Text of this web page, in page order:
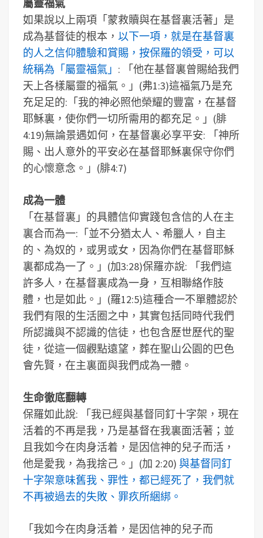
屬靈福氣
如果說以上兩項「蒙救贖與在基督裏活著」是
成為基督徒的根本， 以下一項，就是在基督裏
的人之信仰體驗和賞賜，按保羅的領受，可以
統稱為「屬靈福氣」 : 「他在基督裏曾賜給我們
天上各樣屬靈的福氣。」(弗1:3)這福氣乃是充
充足足的:「我的神必照他榮耀的豐富，在基督
耶穌裏，使你們一切所需用的都充足。」(腓
4:19)無論景遇如何，在基督裏必享平安: 「神所
賜、出人意外的平安必在基督耶穌裏保守你們
的心懷意念。」(腓4:7)
成為一體
「在基督裏」的具體信仰實踐包含信的人在主
裏合而為一:「並不分猶太人、希臘人，自主
的、為奴的，或男或女，因為你們在基督耶穌
裏都成為一了。」(加3:28)保羅亦說: 「我們這
許多人，在基督裏成為一身，互相聯絡作肢
體，也是如此。」(羅12:5)這種合一不單體認於
我們有限的生活圈之中，其實包括同時代我們
所認識與不認識的信徒，也包含歷世歷代的聖
徒，從這一個觀點遠望，葬在聖山公園的巴色
會先賢，在主裏面與我們成為一體。
生命徹底翻轉
保羅如此說: 「我已經與基督同釘十字架，現在
活着的不再是我，乃是基督在我裏面活著；並
且我如今在肉身活着，是因信神的兒子而活，
他是愛我，為我捨己。」(加 2:20) 與基督同釘
十字架意味舊我、罪性，都已經死了，我們就
不再被過去的失敗、罪疚所綑綁。
「我如今在肉身活着，是因信神的兒子而